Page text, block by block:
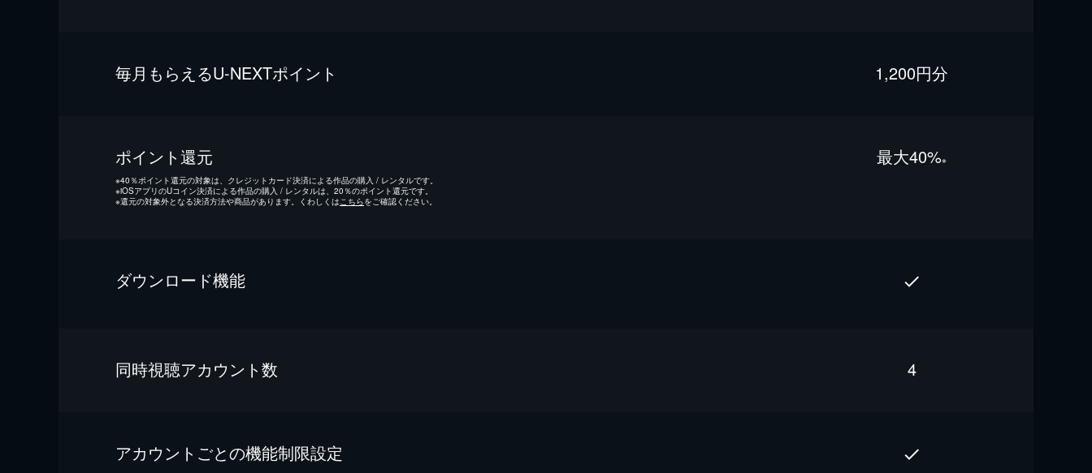
毎⽉もらえるU-NEXTポイント 1,200円分
ポイント還元 最⼤40%※
※40％ポイント還元の対象は、クレジットカード決済による作品の購入 / レンタルです。
※iOSアプリのUコイン決済による作品の購入 / レンタルは、20％のポイント還元です。
※還元の対象外となる決済方法や商品があります。くわしくはこちらをご確認ください。
ダウンロード機能
同時視聴アカウント数 4
アカウントごとの機能制限設定